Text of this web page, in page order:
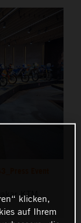
Event
KTM
klicken,
auf Ihrem